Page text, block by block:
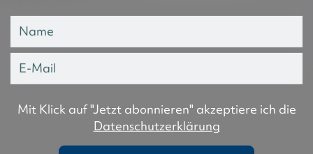
Mit Klick auf "Jetzt abonnieren" akzeptiere ich die
Datenschutzerklärung